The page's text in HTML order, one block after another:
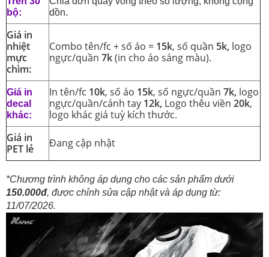
bộ:
dồn.
Giá in
nhiệt
mực
chìm:
Combo tên/fc + số áo = 15k, số quần 5k, logo
ngực/quần 7k(in cho áo sáng màu).
Giá in
decal
khác:
In tên/fc 10k, số áo 15k, số ngực/quần 7k, logo
ngực/quần/cánh tay 12k, Logo thêu viền 20k,
logo khác giá tuỳ kích thước.
Giá in
PET lẻ
Đang cập nhật
*Chương trình không áp dụng cho các sản phẩm dưới
150.000đ, được chỉnh sửa cập nhật và áp dụng từ:
11/07/2026.